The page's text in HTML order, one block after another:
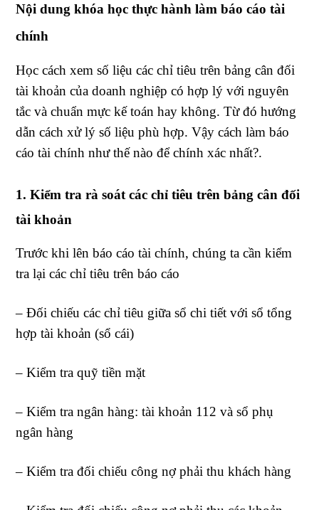
Nội dung khóa học thực hành làm báo cáo tài
chính
Học cách xem số liệu các chỉ tiêu trên bảng cân đối
tài khoản của doanh nghiệp có hợp lý với nguyên
tắc và chuẩn mực kế toán hay không. Từ đó hướng
dẫn cách xử lý số liệu phù hợp. Vậy cách làm báo
cáo tài chính như thế nào để chính xác nhất?.
1. Kiểm tra rà soát các chỉ tiêu trên bảng cân đối
tài khoản
Trước khi lên báo cáo tài chính, chúng ta cần kiểm
tra lại các chỉ tiêu trên báo cáo
– Đối chiếu các chỉ tiêu giữa sổ chi tiết với sổ tổng
hợp tài khoản (sổ cái)
– Kiểm tra quỹ tiền mặt
– Kiểm tra ngân hàng: tài khoản 112 và sổ phụ
ngân hàng
– Kiểm tra đối chiếu công nợ phải thu khách hàng